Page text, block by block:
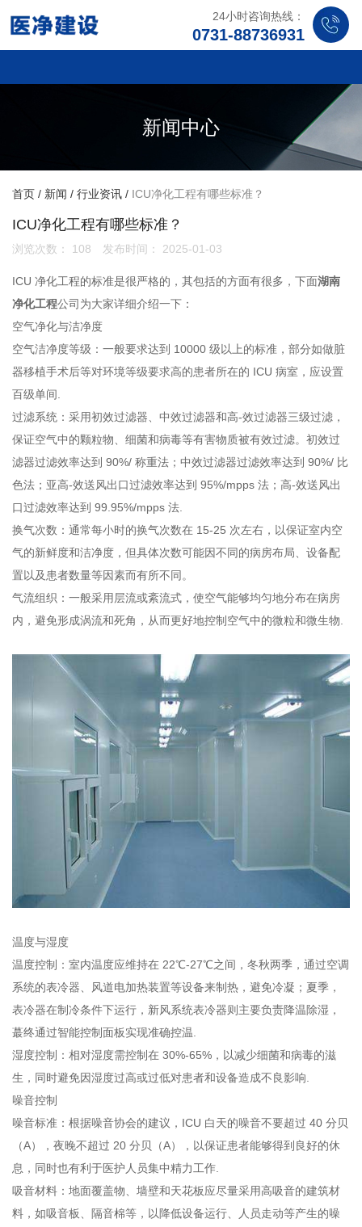
24小时咨询热线：
0731-88736931
新闻中心
首页 / 新闻 / 行业资讯 / ICU净化工程有哪些标准？
ICU净化工程有哪些标准？
浏览次数： 108 发布时间： 2025-01-03
ICU 净化工程的标准是很严格的，其包括的方面有很多，下面湖南
净化工程公司为大家详细介绍一下：
空气净化与洁净度
空气洁净度等级：一般要求达到 10000 级以上的标准，部分如做脏
器移植手术后等对环境等级要求高的患者所在的 ICU 病室，应设置
百级单间.
过滤系统：采用初效过滤器、中效过滤器和高-效过滤器三级过滤，
保证空气中的颗粒物、细菌和病毒等有害物质被有效过滤。初效过
滤器过滤效率达到 90%/ 称重法；中效过滤器过滤效率达到 90%/ 比
色法；亚高-效送风出口过滤效率达到 95%/mpps 法；高-效送风出
口过滤效率达到 99.95%/mpps 法.
换气次数：通常每小时的换气次数在 15-25 次左右，以保证室内空
气的新鲜度和洁净度，但具体次数可能因不同的病房布局、设备配
置以及患者数量等因素而有所不同。
气流组织：一般采用层流或紊流式，使空气能够均匀地分布在病房
内，避免形成涡流和死角，从而更好地控制空气中的微粒和微生物.
温度与湿度
温度控制：室内温度应维持在 22℃-27℃之间，冬秋两季，通过空调
系统的表冷器、风道电加热装置等设备来制热，避免冷凝；夏季，
表冷器在制冷条件下运行，新风系统表冷器则主要负责降温除湿，
蕞终通过智能控制面板实现准确控温.
湿度控制：相对湿度需控制在 30%-65%，以减少细菌和病毒的滋
生，同时避免因湿度过高或过低对患者和设备造成不良影响.
噪音控制
噪音标准：根据噪音协会的建议，ICU 白天的噪音不要超过 40 分贝
（A），夜晚不超过 20 分贝（A），以保证患者能够得到良好的休
息，同时也有利于医护人员集中精力工作.
吸音材料：地面覆盖物、墙壁和天花板应尽量采用高吸音的建筑材
料，如吸音板、隔音棉等，以降低设备运行、人员走动等产生的噪